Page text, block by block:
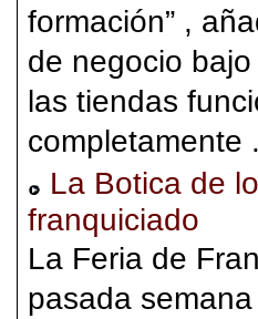
formación” ,
de negocio
las tiendas
completamente
La Botica de
franquiciado
La Feria de
pasada